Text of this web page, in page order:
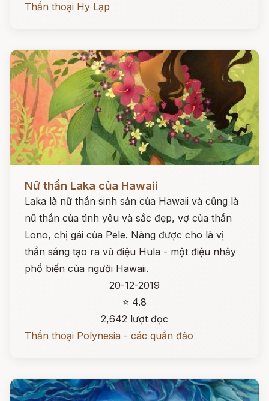
Thần thoại Hy Lạp
Nữ thần Laka của Hawaii
Laka là nữ thần sinh sản của Hawaii và cũng là
nũ thần của tình yêu và sắc đẹp, vợ của thần
Lono, chị gái của Pele. Nàng được cho là vị
thần sáng tạo ra vũ điệu Hula - một điệu nhảy
phổ biến cùa người Hawaii.
20-12-2019
⭐ 4.8
2,642 lượt đọc
Thần thoại Polynesia - các quần đảo